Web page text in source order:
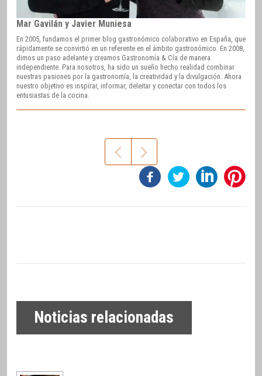
Mar Gavilán y Javier Muniesa
En 2005, fundamos el primer blog gastronómico colaborativo en España, que
rápidamente se convirtió en un referente en el ámbito gastronómico. En 2008,
dimos un paso adelante y creamos Gastronomía & Cía de manera
independiente. Para nosotros, ha sido un sueño hecho realidad combinar
nuestras pasiones por la gastronomía, la creatividad y la divulgación. Ahora
nuestro objetivo es inspirar, informar, deleitar y conectar con todos los
entusiastas de la cocina.
Noticias relacionadas